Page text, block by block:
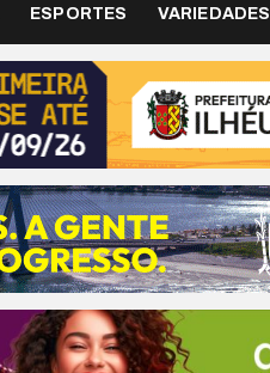
ESPORTES VARIEDADES